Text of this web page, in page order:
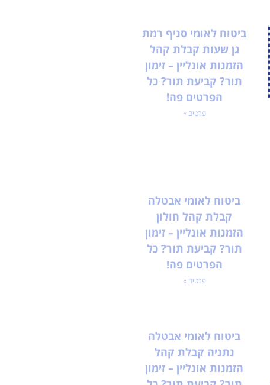
ביטוח לאומי סניף רמת
גן שעות קבלת קהל
הזמנות אונליין – זימון
תור? קביעת תור? כל
הפרטים פה!
פרטים »
ביטוח לאומי אבטלה
קבלת קהל חולון
הזמנות אונליין – זימון
תור? קביעת תור? כל
הפרטים פה!
פרטים »
ביטוח לאומי אבטלה
נתניה קבלת קהל
הזמנות אונליין – זימון